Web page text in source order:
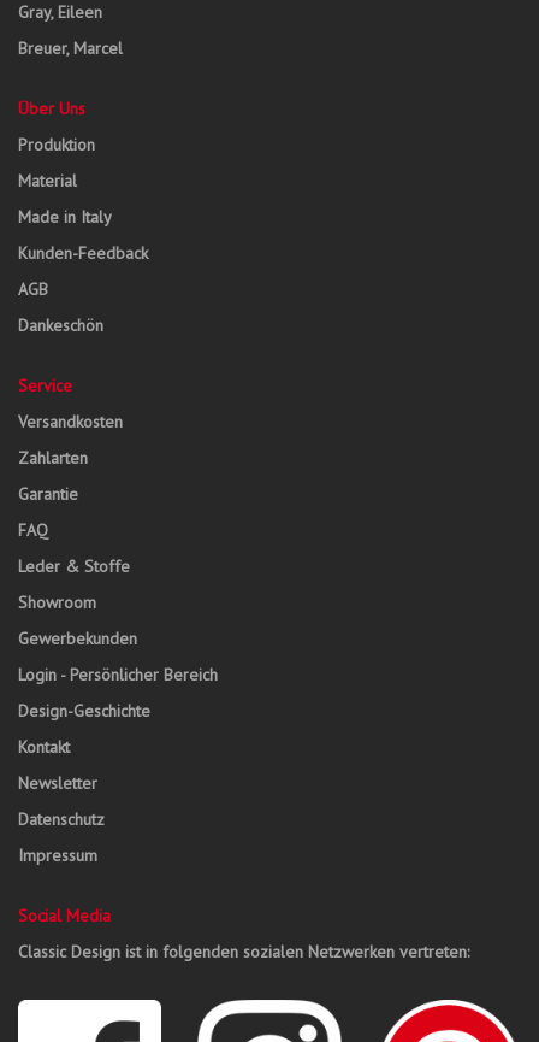
Gray, Eileen
Breuer, Marcel
Über Uns
Produktion
Material
Made in Italy
Kunden-Feedback
AGB
Dankeschön
Service
Versandkosten
Zahlarten
Garantie
FAQ
Leder & Stoffe
Showroom
Gewerbekunden
Login - Persönlicher Bereich
Design-Geschichte
Kontakt
Newsletter
Datenschutz
Impressum
Social Media
Classic Design ist in folgenden sozialen Netzwerken vertreten: